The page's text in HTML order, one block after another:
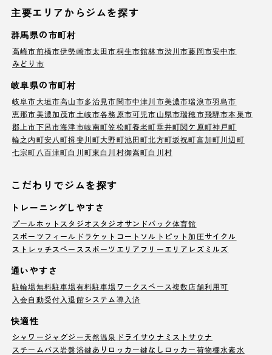
主要エリアからジムを探す
群馬県の市町村
高崎市前橋市伊勢崎市太田市桐生市館林市渋川市藤岡市安中市
みどり市
岐阜県の市町村
岐阜市大垣市高山市多治見市関市中津川市美濃市瑞浪市羽島市
恵那市美濃加茂市土岐市各務原市可児市山県市瑞穂市飛騨市本巣市
郡上市下呂市海津市岐南町笠松町養老町垂井町関ケ原町神戸町
輪之内町安八町揖斐川町大野町池田町北方町坂祝町富加町川辺町
七宗町 八百津町白川町東白川村御嵩町白川村
こだわりでジムを探す
トレーニングしやすさ
プールホットスタジオ スタジオサンドバック体育館
スポーツフィールド ラケットコート ソルトピット加圧サイクル
ストレッチスペース スポーツエリア フリーエリア レズミルズ
通いやすさ
駐輪場無料駐車場有料駐車場ワークスペース複数店舗利用可
入会自動受付 入退館システム導入済
快適性
シャワージャグジー天然温泉 ドライサウナ ミストサウナ
スチームバス岩盤浴鍵ありロッカー鍵なしロッカー荷物棚水素水